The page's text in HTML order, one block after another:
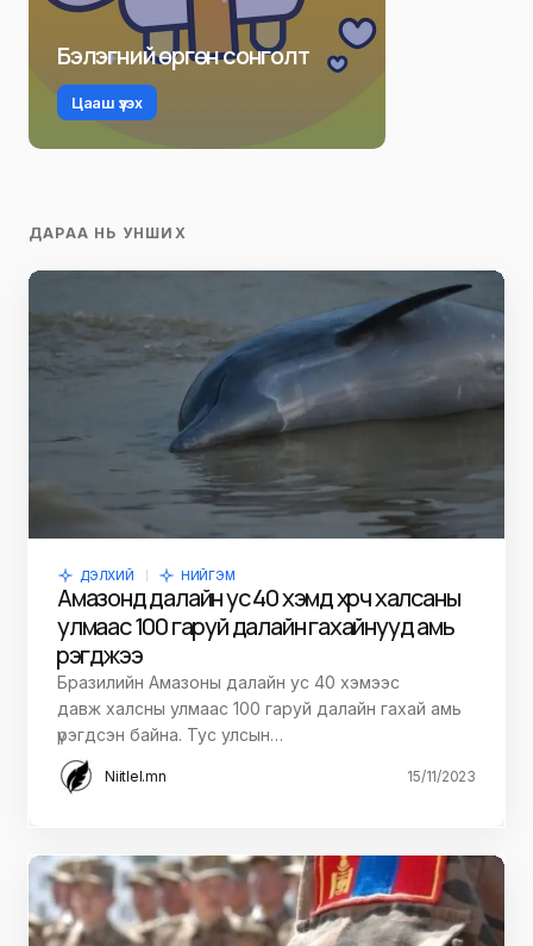
Бэлэгний өргөн сонголт
Цааш үзэх
ДАРАА НЬ УНШИХ
ДЭЛХИЙ НИЙГЭМ
Амазонд далайн ус 40 хэмд хүрч халсаны
улмаас 100 гаруй далайн гахайнууд амь
үрэгджээ
Бразилийн Амазоны далайн ус 40 хэмээс
давж халсны улмаас 100 гаруй далайн гахай амь
үрэгдсэн байна. Тус улсын…
Niitlel.mn 15/11/2023